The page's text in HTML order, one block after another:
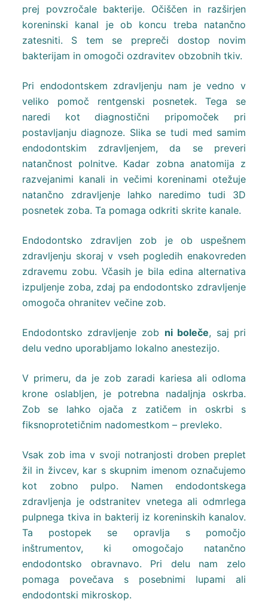
prej povzročale bakterije. Očiščen in razširjen
koreninski kanal je ob koncu treba natančno
zatesniti. S tem se prepreči dostop novim
bakterijam in omogoči ozdravitev obzobnih tkiv.
Pri endodontskem zdravljenju nam je vedno v
veliko pomoč rentgenski posnetek. Tega se
naredi kot diagnostični pripomoček pri
postavljanju diagnoze. Slika se tudi med samim
endodontskim zdravljenjem, da se preveri
natančnost polnitve. Kadar zobna anatomija z
razvejanimi kanali in večimi koreninami otežuje
natančno zdravljenje lahko naredimo tudi 3D
posnetek zoba. Ta pomaga odkriti skrite kanale.
Endodontsko zdravljen zob je ob uspešnem
zdravljenju skoraj v vseh pogledih enakovreden
zdravemu zobu. Včasih je bila edina alternativa
izpuljenje zoba, zdaj pa endodontsko zdravljenje
omogoča ohranitev večine zob.
Endodontsko zdravljenje zob ni boleče, saj pri
delu vedno uporabljamo lokalno anestezijo.
V primeru, da je zob zaradi kariesa ali odloma
krone oslabljen, je potrebna nadaljnja oskrba.
Zob se lahko ojača z zatičem in oskrbi s
fiksnoprotetičnim nadomestkom – prevleko.
Vsak zob ima v svoji notranjosti droben preplet
žil in živcev, kar s skupnim imenom označujemo
kot zobno pulpo. Namen endodontskega
zdravljenja je odstranitev vnetega ali odmrlega
pulpnega tkiva in bakterij iz koreninskih kanalov.
Ta postopek se opravlja s pomočjo
inštrumentov, ki omogočajo natančno
endodontsko obravnavo. Pri delu nam zelo
pomaga povečava s posebnimi lupami ali
endodontski mikroskop.